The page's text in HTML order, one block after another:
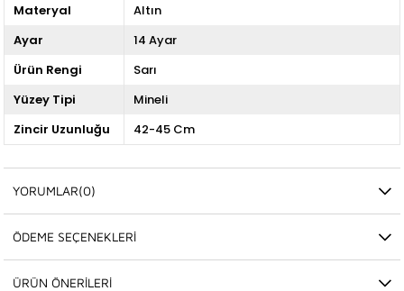
Materyal
Altın
Ayar
14 Ayar
Ürün Rengi
Sarı
Yüzey Tipi
Mineli
Zincir Uzunluğu
42-45 Cm
YORUMLAR(0)
ÖDEME SEÇENEKLERI
ÜRÜN ÖNERILERI